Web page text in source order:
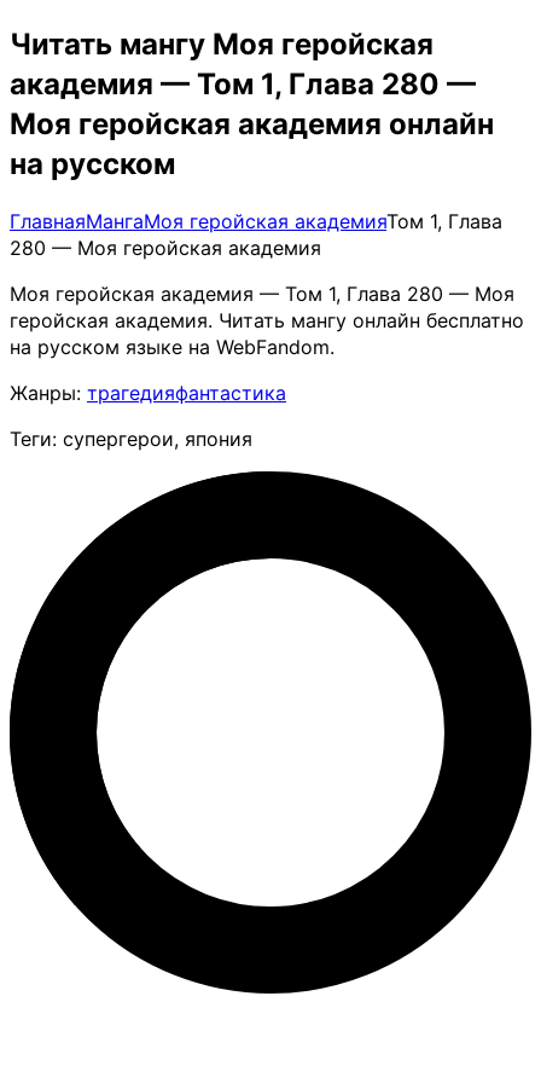
Читать мангу Моя геройская
академия — Том 1, Глава 280 —
Моя геройская академия онлайн
на русском
ГлавнаяМангаМоя геройская академияТом 1, Глава
280 — Моя геройская академия
Моя геройская академия — Том 1, Глава 280 — Моя
геройская академия. Читать мангу онлайн бесплатно
на русском языке на WebFandom.
Жанры: трагедияфантастика
Теги: супергерои, япония